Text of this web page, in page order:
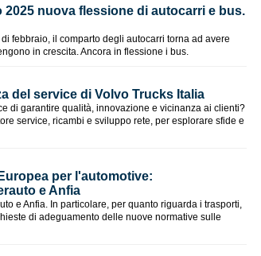
nuova flessione di autocarri e bus.
febbraio, il comparto degli autocarri torna ad avere
in crescita. Ancora in flessione i bus.
del service di Volvo Trucks Italia
di garantire qualità, innovazione e vicinanza ai clienti?
service, ricambi e sviluppo rete, per esplorare sfide e
per l'automotive:
e Anfia
e Anfia. In particolare, per quanto riguarda i trasporti,
di adeguamento delle nuove normative sulle